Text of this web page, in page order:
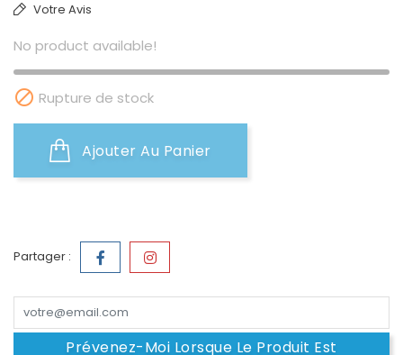
Votre Avis
No product available!
 Rupture de stock
Ajouter Au Panier
Partager :
Prévenez-Moi Lorsque Le Produit Est